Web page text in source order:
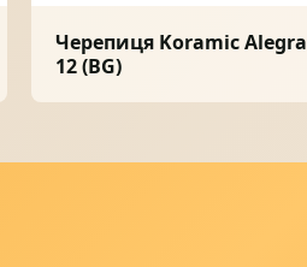
Черепиця Koramic Alegra
12 (BG)